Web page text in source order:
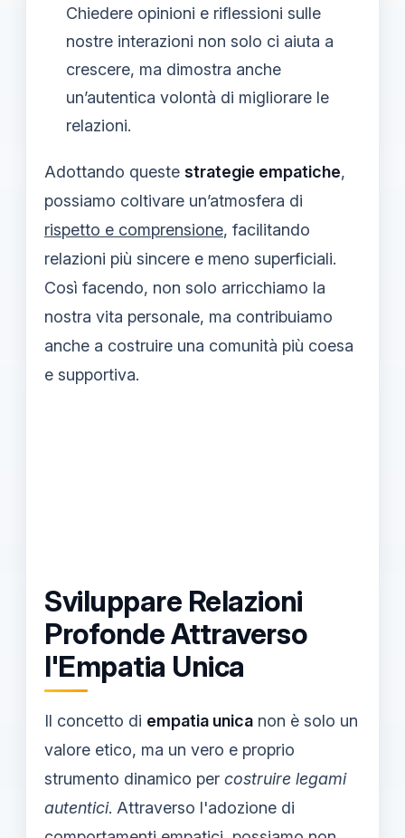
Chiedere opinioni e riflessioni sulle
nostre interazioni non solo ci aiuta a
crescere, ma dimostra anche
un’autentica volontà di migliorare le
relazioni.
Adottando queste strategie empatiche,
possiamo coltivare un’atmosfera di
rispetto e comprensione, facilitando
relazioni più sincere e meno superficiali.
Così facendo, non solo arricchiamo la
nostra vita personale, ma contribuiamo
anche a costruire una comunità più coesa
e supportiva.
Sviluppare Relazioni
Profonde Attraverso
l'Empatia Unica
Il concetto di empatia unica non è solo un
valore etico, ma un vero e proprio
strumento dinamico per costruire legami
autentici. Attraverso l'adozione di